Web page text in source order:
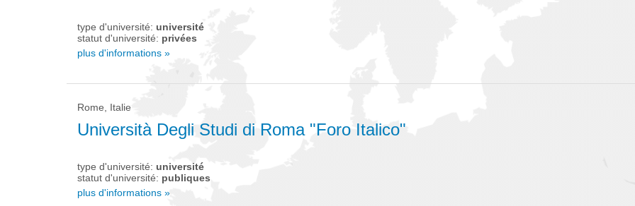
type d'université: université
statut d'université: privées
plus d'informations »
Rome, Italie
Università Degli Studi di Roma "Foro Italico"
type d'université: université
statut d'université: publiques
plus d'informations »